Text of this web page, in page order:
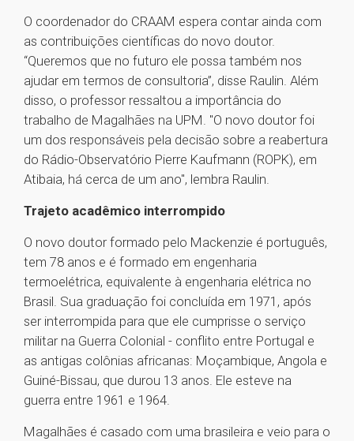
O coordenador do CRAAM espera contar ainda com
as contribuições científicas do novo doutor.
“Queremos que no futuro ele possa também nos
ajudar em termos de consultoria”, disse Raulin. Além
disso, o professor ressaltou a importância do
trabalho de Magalhães na UPM. "O novo doutor foi
um dos responsáveis pela decisão sobre a reabertura
do Rádio-Observatório Pierre Kaufmann (ROPK), em
Atibaia, há cerca de um ano", lembra Raulin.
Trajeto acadêmico interrompido
O novo doutor formado pelo Mackenzie é português,
tem 78 anos e é formado em engenharia
termoelétrica, equivalente à engenharia elétrica no
Brasil. Sua graduação foi concluída em 1971, após
ser interrompida para que ele cumprisse o serviço
militar na Guerra Colonial - conflito entre Portugal e
as antigas colônias africanas: Moçambique, Angola e
Guiné-Bissau, que durou 13 anos. Ele esteve na
guerra entre 1961 e 1964.
Magalhães é casado com uma brasileira e veio para o